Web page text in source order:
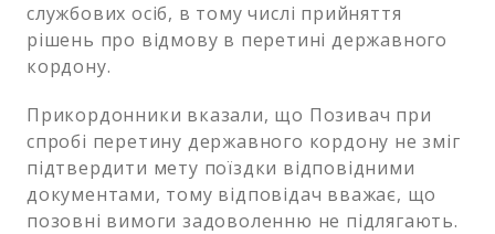
службових осіб, в тому числі прийняття
рішень про відмову в перетині державного
кордону.
Прикордонники вказали, що Позивач при
спробі перетину державного кордону не зміг
підтвердити мету поїздки відповідними
документами, тому відповідач вважає, що
позовні вимоги задоволенню не підлягають.